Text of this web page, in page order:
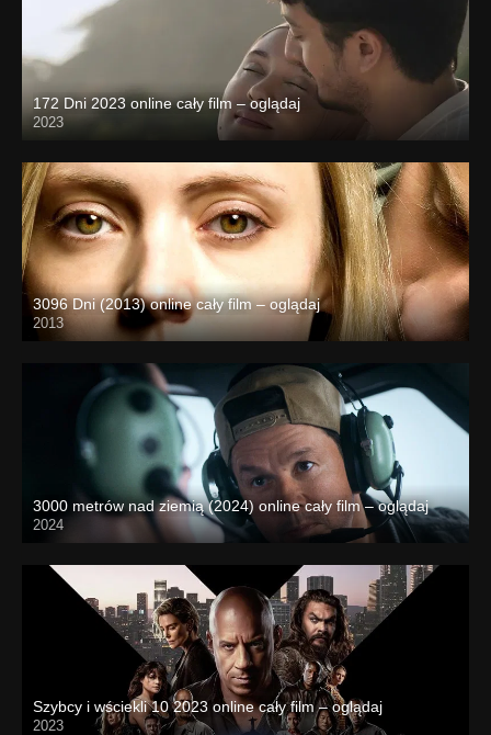
172 Dni 2023 online cały film – oglądaj
2023
3096 Dni (2013) online cały film – oglądaj
2013
3000 metrów nad ziemią (2024) online cały film – oglądaj
2024
Szybcy i wściekli 10 2023 online cały film – oglądaj
2023